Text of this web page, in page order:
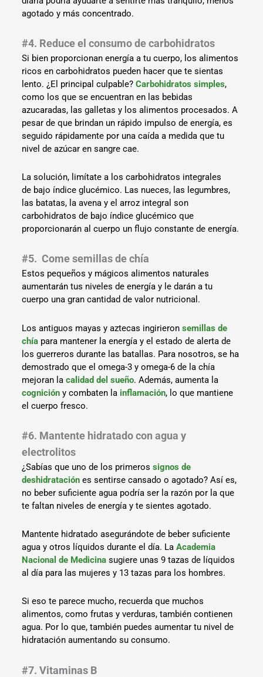
agotado y más concentrado.
#4. Reduce el consumo de carbohidratos
Si bien proporcionan energía a tu cuerpo, los alimentos
ricos en carbohidratos pueden hacer que te sientas
lento. ¿El principal culpable?Carbohidratos simples,
como los que se encuentran en las bebidas
azucaradas, las galletas y los alimentos procesados. A
pesar de que brindan un rápido impulso de energía, es
seguido rápidamente por una caída a medida que tu
nivel de azúcar en sangre cae.
La solución, limítate a los carbohidratos integrales
de bajo índice glucémico. Las nueces, las legumbres,
las batatas, la avena y el arroz integral son
carbohidratos de bajo índice glucémico que
proporcionarán al cuerpo un flujo constante de energía.
#5. Come semillas de chía
Estos pequeños y mágicos alimentos naturales
aumentarán tus niveles de energía y le darán a tu
cuerpo una gran cantidad de valor nutricional.
Los antiguos mayas y aztecas ingirieronsemillas de
chía para mantener la energía y el estado de alerta de
los guerreros durante las batallas. Para nosotros, se ha
demostrado que el omega-3 y omega-6 de la chía
mejoran lacalidad del sueño. Además, aumenta la
cognición y combaten la inflamación, lo que mantiene
el cuerpo fresco.
#6. Mantente hidratado con agua y
electrolitos
¿Sabías que uno de los primerossignos de
deshidrataciónes sentirse cansado o agotado? Así es,
no beber suficiente agua podría ser la razón por la que
te faltan niveles de energía y te sientes agotado.
Mantente hidratado asegurándote de beber suficiente
agua y otros líquidos durante el día. LaAcademia
Nacional de Medicina sugiere unas 9 tazas de líquidos
al día para las mujeres y 13 tazas para los hombres.
Si eso te parece mucho, recuerda que muchos
alimentos, como frutas y verduras, también contienen
agua. Por lo que, también puedes aumentar tu nivel de
hidratación aumentando su consumo.
#7. Vitaminas B